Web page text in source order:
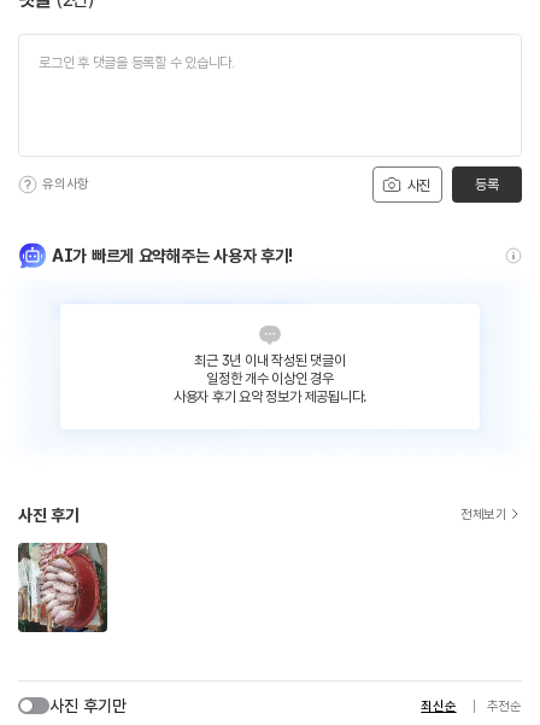
사진
유의사항 등록
AI가 빠르게 요약해주는 사용자 후기!
최근 3년 이내 작성된 댓글이
일정한 개수 이상인 경우
사용자 후기 요약 정보가 제공됩니다.
사진 후기 전체보기
사진 후기만 최신순 추천순